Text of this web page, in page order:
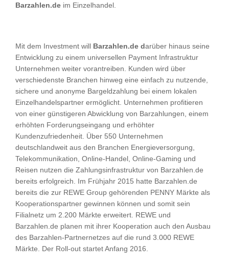
Barzahlen.de im Einzelhandel.
Mit dem Investment will Barzahlen.de darüber hinaus seine
Entwicklung zu einem universellen Payment Infrastruktur
Unternehmen weiter vorantreiben. Kunden wird über
verschiedenste Branchen hinweg eine einfach zu nutzende,
sichere und anonyme Bargeldzahlung bei einem lokalen
Einzelhandelspartner ermöglicht. Unternehmen profitieren
von einer günstigeren Abwicklung von Barzahlungen, einem
erhöhten Forderungseingang und erhöhter
Kundenzufriedenheit. Über 550 Unternehmen
deutschlandweit aus den Branchen Energieversorgung,
Telekommunikation, Online-Handel, Online-Gaming und
Reisen nutzen die Zahlungsinfrastruktur von Barzahlen.de
bereits erfolgreich. Im Frühjahr 2015 hatte Barzahlen.de
bereits die zur REWE Group gehörenden PENNY Märkte als
Kooperationspartner gewinnen können und somit sein
Filialnetz um 2.200 Märkte erweitert. REWE und
Barzahlen.de planen mit ihrer Kooperation auch den Ausbau
des Barzahlen-Partnernetzes auf die rund 3.000 REWE
Märkte. Der Roll-out startet Anfang 2016.